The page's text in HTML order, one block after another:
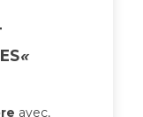
«
avec,